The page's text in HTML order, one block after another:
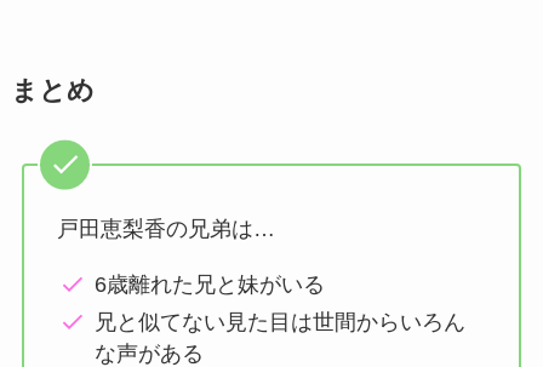
まとめ
戸田恵梨香の兄弟は…
6歳離れた兄と妹がいる
兄と似てない見た目は世間からいろん
な声がある